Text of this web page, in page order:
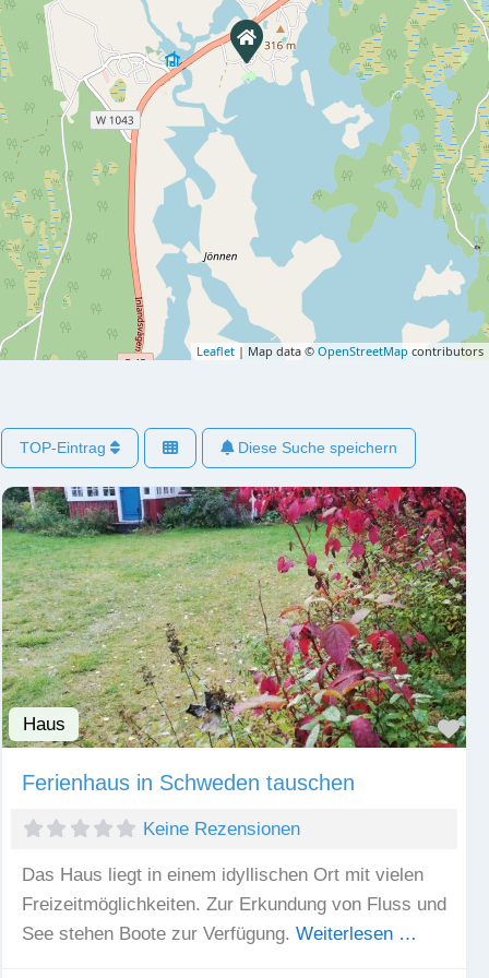
Leaflet | Map data © OpenStreetMap contributors
TOP-Eintrag Diese Suche speichern
Haus
Ferienhaus in Schweden tauschen
Keine Rezensionen
Das Haus liegt in einem idyllischen Ort mit vielen
Freizeitmöglichkeiten. Zur Erkundung von Fluss und
See stehen Boote zur Verfügung. Weiterlesen …